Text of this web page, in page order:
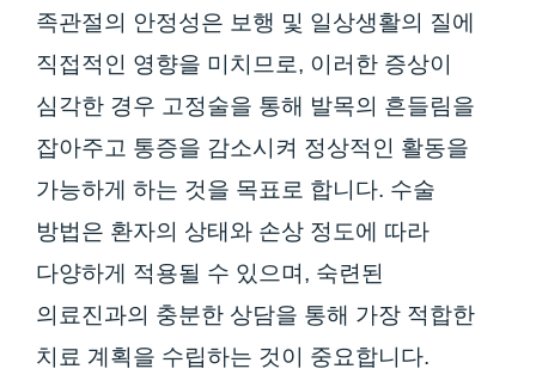
족관절의 안정성은 보행 및 일상생활의 질에
직접적인 영향을 미치므로, 이러한 증상이
심각한 경우 고정술을 통해 발목의 흔들림을
잡아주고 통증을 감소시켜 정상적인 활동을
가능하게 하는 것을 목표로 합니다. 수술
방법은 환자의 상태와 손상 정도에 따라
다양하게 적용될 수 있으며, 숙련된
의료진과의 충분한 상담을 통해 가장 적합한
치료 계획을 수립하는 것이 중요합니다.